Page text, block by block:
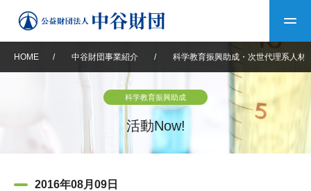
中谷財団について
HOME / 中谷財団事業紹介 / 科学教育振興助成・次世代理系人材
科学教育振興助成
活動Now!
2016年08月09日